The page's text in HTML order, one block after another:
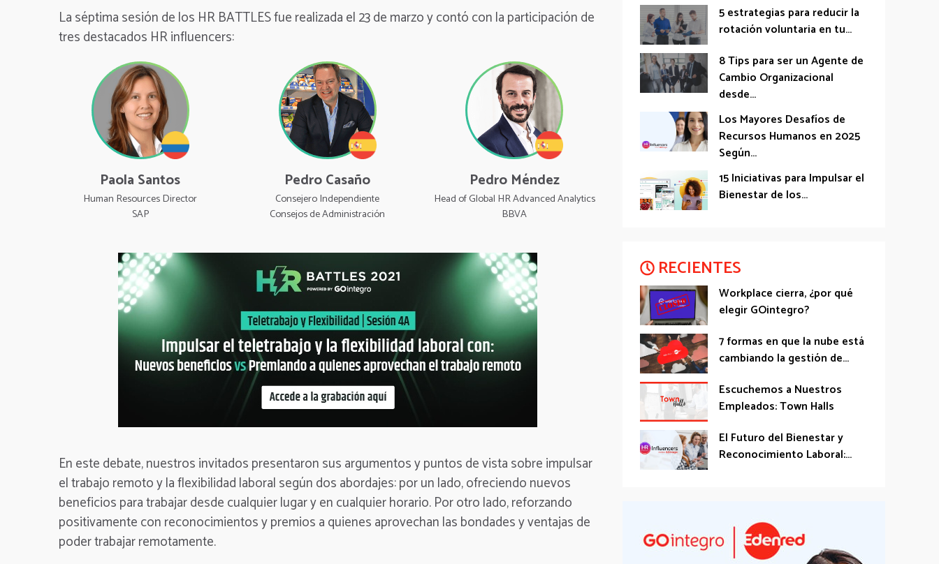
La séptima sesión de los HR BATTLES fue realizada el 23 de marzo y contó con la participación de
tres destacados HR influencers:
Paola Santos
Human Resources Director
SAP
Pedro Casaño
Consejero Independiente
Consejos de Administración
Pedro Méndez
Head of Global HR Advanced Analytics
BBVA
En este debate, nuestros invitados presentaron sus argumentos y puntos de vista sobre impulsar
el trabajo remoto y la flexibilidad laboral según dos abordajes: por un lado, ofreciendo nuevos
beneficios para trabajar desde cualquier lugar y en cualquier horario. Por otro lado, reforzando
positivamente con reconocimientos y premios a quienes aprovechan las bondades y ventajas de
poder trabajar remotamente.
5 estrategias para reducir la
rotación voluntaria en tu...
8 Tips para ser un Agente de
Cambio Organizacional
desde...
Los Mayores Desafíos de
Recursos Humanos en 2025
Según...
15 Iniciativas para Impulsar el
Bienestar de los...
RECIENTES
Workplace cierra, ¿por qué
elegir GOintegro?
7 formas en que la nube está
cambiando la gestión de...
Escuchemos a Nuestros
Empleados: Town Halls
El Futuro del Bienestar y
Reconocimiento Laboral:...